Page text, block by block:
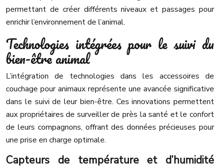
permettant de créer différents niveaux et passages pour
enrichir l’environnement de l’animal.
Technologies intégrées pour le suivi du
bien-être animal
L’intégration de technologies dans les accessoires de
couchage pour animaux représente une avancée significative
dans le suivi de leur bien-être. Ces innovations permettent
aux propriétaires de surveiller de près la santé et le confort
de leurs compagnons, offrant des données précieuses pour
une prise en charge optimale.
Capteurs de température et d’humidité